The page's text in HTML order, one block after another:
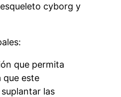
cyborg y
que permita
que este
las